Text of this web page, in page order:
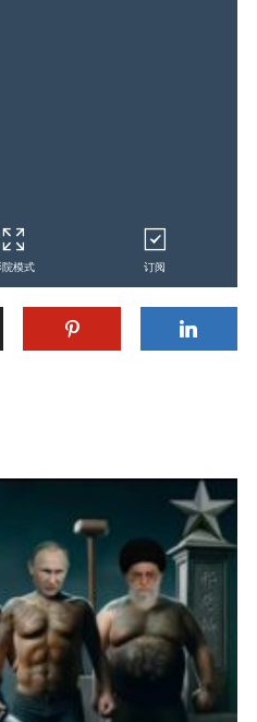
模式 订阅